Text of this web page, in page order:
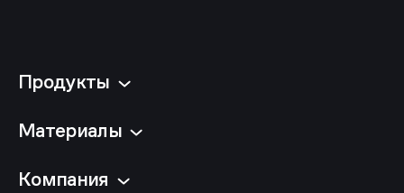
Продукты
Материалы
Компания